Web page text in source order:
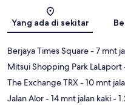
Yang ada di sekitar
Berjaya Times Square- 7 mnt
Mitsui Shopping Park LaLaport
The Exchange TRX- 10 mnt
Jalan Alor- 14 mnt jalan kaki-